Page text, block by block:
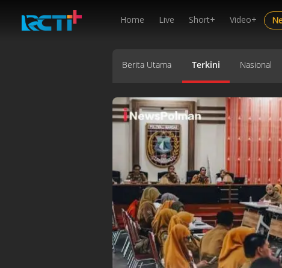
Home Live Short+ Video+
Berita Utama Terkini Nasional